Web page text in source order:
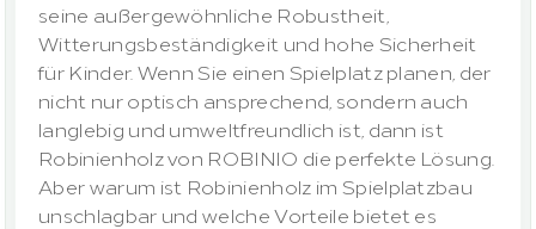
seine außergewöhnliche Robustheit,
Witterungsbeständigkeit und hohe Sicherheit
für Kinder. Wenn Sie einen Spielplatz planen, der
nicht nur optisch ansprechend, sondern auch
langlebig und umweltfreundlich ist, dann ist
Robinienholz von ROBINIO die perfekte Lösung.
Aber warum ist Robinienholz im Spielplatzbau
unschlagbar und welche Vorteile bietet es